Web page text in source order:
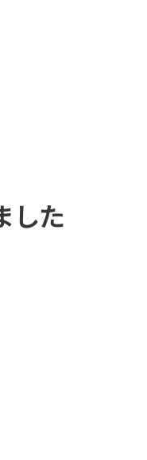
した